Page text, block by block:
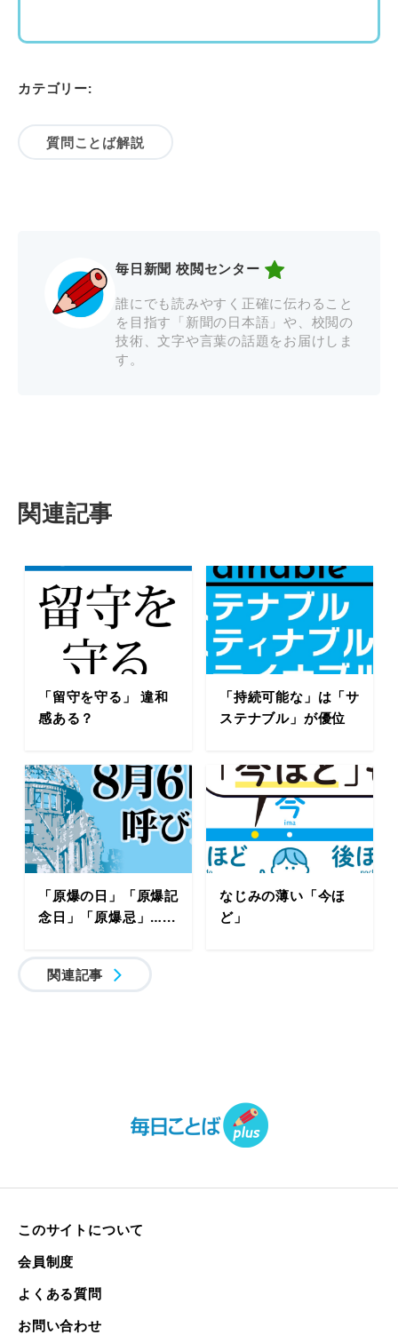
カテゴリー:
質問ことば解説
毎日新聞 校閲センター
誰にでも読みやすく正確に伝わること
を目指す「新聞の日本語」や、校閲の
技術、文字や言葉の話題をお届けしま
す。
関連記事
「留守を守る」 違和
感ある？
「持続可能な」は「サ
ステナブル」が優位
「原爆の日」「原爆記
念日」「原爆忌」…...
なじみの薄い「今ほ
ど」
関連記事
このサイトについて
会員制度
よくある質問
お問い合わせ